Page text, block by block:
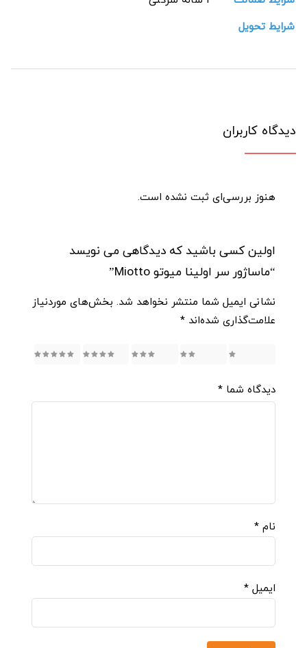
شرایط تحویل
دیدگاه کاربران
هنوز بررسی‌ای ثبت نشده است.
اولین کسی باشید که دیدگاهی می نویسد
“ماساژور سر اولینا میوتو Miotto”
نشانی ایمیل شما منتشر نخواهد شد. بخش‌های موردنیاز
علامت‌گذاری شده‌اند *
5
دیدگاه شما *
نام *
ایمیل *